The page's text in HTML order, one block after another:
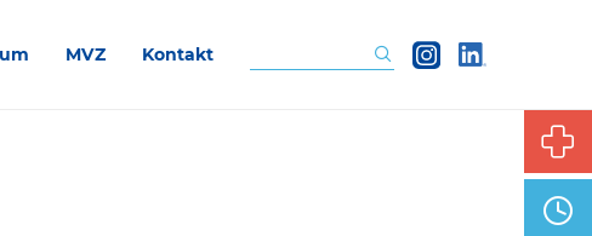
MVZ Kontakt